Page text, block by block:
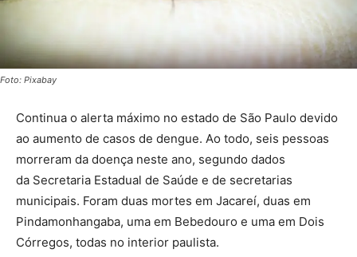
Foto: Pixabay
Continua o alerta máximo no estado de São Paulo devido
ao aumento de casos de dengue. Ao todo, seis pessoas
morreram da doença neste ano, segundo dados
da Secretaria Estadual de Saúde e de secretarias
municipais. Foram duas mortes em Jacareí, duas em
Pindamonhangaba, uma em Bebedouro e uma em Dois
Córregos, todas no interior paulista.